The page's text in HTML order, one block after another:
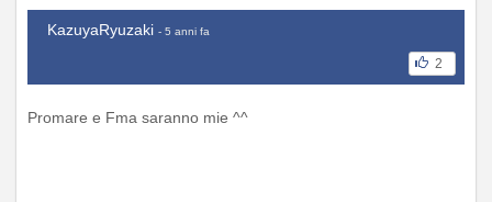
KazuyaRyuzaki - 5 anni fa
2
Promare e Fma saranno mie ^^